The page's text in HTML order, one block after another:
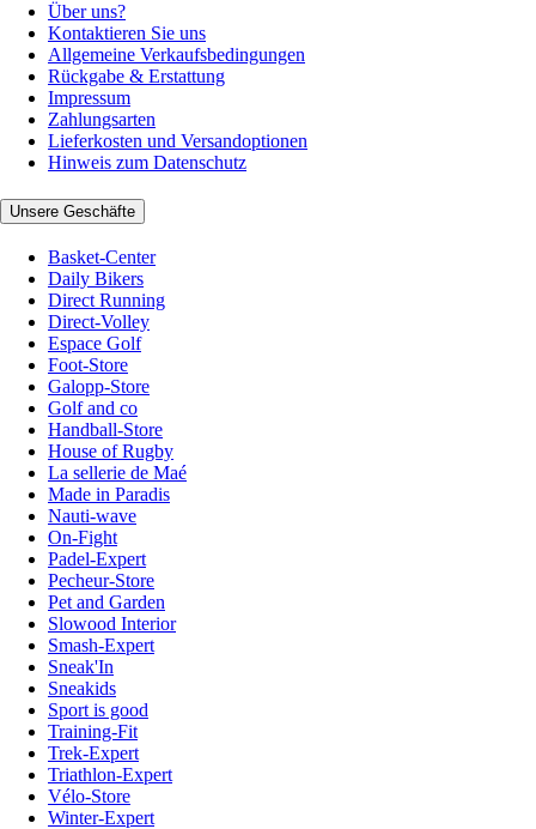
Über uns?
Kontaktieren Sie uns
Allgemeine Verkaufsbedingungen
Rückgabe & Erstattung
Impressum
Zahlungsarten
Lieferkosten und Versandoptionen
Hinweis zum Datenschutz
Unsere Geschäfte
Basket-Center
Daily Bikers
Direct Running
Direct-Volley
Espace Golf
Foot-Store
Galopp-Store
Golf and co
Handball-Store
House of Rugby
La sellerie de Maé
Made in Paradis
Nauti-wave
On-Fight
Padel-Expert
Pecheur-Store
Pet and Garden
Slowood Interior
Smash-Expert
Sneak'In
Sneakids
Sport is good
Training-Fit
Trek-Expert
Triathlon-Expert
Vélo-Store
Winter-Expert